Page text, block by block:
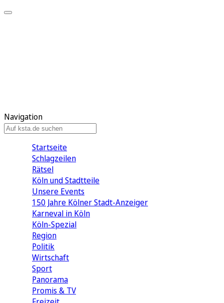
Navigation
Startseite
Schlagzeilen
Rätsel
Köln und Stadtteile
Unsere Events
150 Jahre Kölner Stadt-Anzeiger
Karneval in Köln
Köln-Spezial
Region
Politik
Wirtschaft
Sport
Panorama
Promis & TV